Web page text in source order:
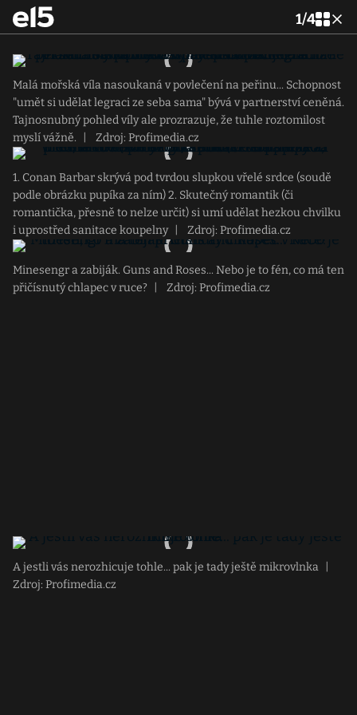
1/4
Malá mořská víla nasoukaná v povlečení na peřinu... Schopnost
"umět si udělat legraci ze seba sama" bývá v partnerství ceněná.
Tajnosnubný pohled víly ale prozrazuje, že tuhle roztomilost
myslí vážně.
Zdroj: Profimedia.cz
1. Conan Barbar skrývá pod tvrdou slupkou vřelé srdce (soudě
podle obrázku pupíka za ním) 2. Skutečný romantik (či
romantička, přesně to nelze určit) si umí udělat hezkou chvilku
i uprostřed sanitace koupelny
Zdroj: Profimedia.cz
Minesengr a zabiják. Guns and Roses... Nebo je to fén, co má ten
přičísnutý chlapec v ruce?
Zdroj: Profimedia.cz
A jestli vás nerozhicuje tohle... pak je tady ještě mikrovlnka
Zdroj: Profimedia.cz